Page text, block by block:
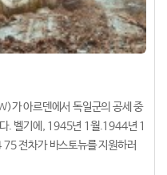
아르덴에서 독일군의 공세 중
. 벨기에, 1945년 1월.1944년 1
전차가 바스토뉴를 지원하러